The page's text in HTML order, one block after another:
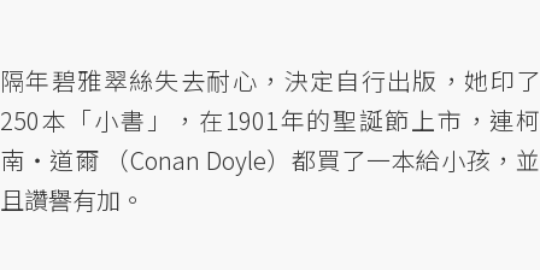
隔年碧雅翠絲失去耐心，決定自行出版，她印了
250本「小書」，在1901年的聖誕節上市，連柯
南・道爾 （Conan Doyle）都買了一本給小孩，並
且讚譽有加。